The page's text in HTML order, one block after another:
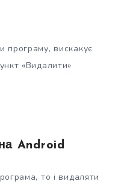
програму, вискакує
«Видалити»
Android
то і видаляти